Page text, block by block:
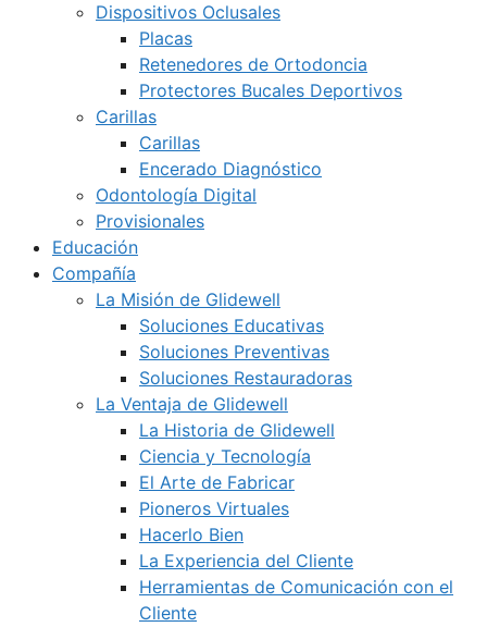
Dispositivos Oclusales
Placas
Retenedores de Ortodoncia
Protectores Bucales Deportivos
Carillas
Carillas
Encerado Diagnóstico
Odontología Digital
Provisionales
Educación
Compañía
La Misión de Glidewell
Soluciones Educativas
Soluciones Preventivas
Soluciones Restauradoras
La Ventaja de Glidewell
La Historia de Glidewell
Ciencia y Tecnología
El Arte de Fabricar
Pioneros Virtuales
Hacerlo Bien
La Experiencia del Cliente
Herramientas de Comunicación con el
Cliente